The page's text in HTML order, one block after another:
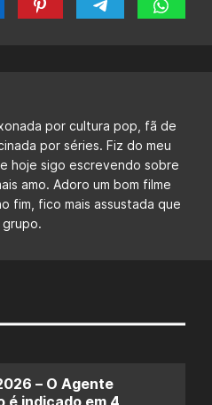
por cultura pop, fã de
por séries. Fiz do meu
hoje sigo escrevendo sobre
amo. Adoro um bom filme
fim, fico mais assustada que
– O Agente
é indicado em 4